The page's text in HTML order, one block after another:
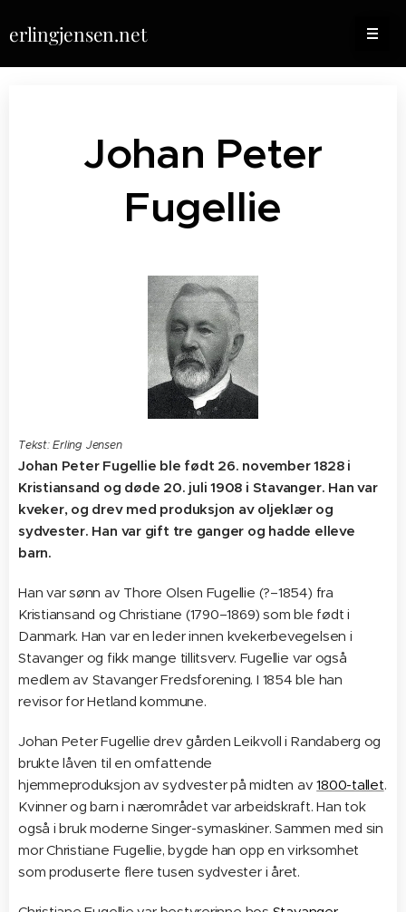
erlingjensen.net
Johan Peter
Fugellie
Tekst: Erling Jensen
Johan Peter Fugellie ble født 26. november 1828 i
Kristiansand og døde 20. juli 1908 i Stavanger. Han var
kveker, og drev med produksjon av oljeklær og
sydvester. Han var gift tre ganger og hadde elleve
barn.
Han var sønn av Thore Olsen Fugellie (?–1854) fra
Kristiansand og Christiane (1790–1869) som ble født i
Danmark. Han var en leder innen kvekerbevegelsen i
Stavanger og fikk mange tillitsverv. Fugellie var også
medlem av Stavanger Fredsforening. I 1854 ble han
revisor for Hetland kommune.
Johan Peter Fugellie drev gården Leikvoll i Randaberg og
brukte låven til en omfattende
hjemmeproduksjon av sydvester på midten av1800-tallet.
Kvinner og barn i nærområdet var arbeidskraft. Han tok
også i bruk moderne Singer-symaskiner. Sammen med sin
mor Christiane Fugellie, bygde han opp en virksomhet
som produserte flere tusen sydvester i året.